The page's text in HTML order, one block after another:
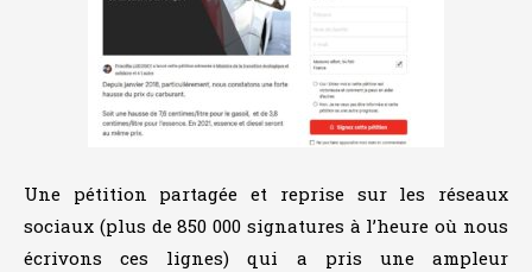
Une pétition partagée et reprise sur les réseaux
sociaux (plus de 850 000 signatures à l’heure où nous
écrivons ces lignes) qui a pris une ampleur